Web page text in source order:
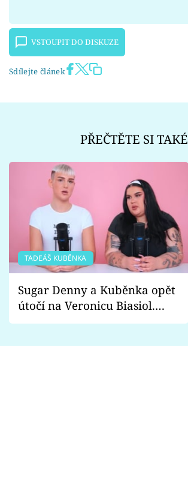
VSTOUPIT DO DISKUZE
Sdílejte článek
PŘEČTĚTE SI TAKÉ
TADEÁŠ KUBĚNKA
Sugar Denny a Kuběnka opět
útočí na Veronicu Biasiol.
Proč je podle nich falešná a